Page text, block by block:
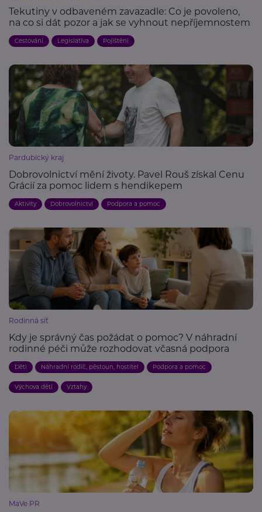
Tekutiny v odbaveném zavazadle: Co je povoleno,
na co si dát pozor a jak se vyhnout nepříjemnostem
Cestování Legislativa Pojištění
Pardubický kraj
Dobrovolnictví mění životy. Pavel Rouš získal Cenu
Grácií za pomoc lidem s hendikepem
Aktivity Dobrovolnictví Podpora a pomoc
Rodinná síť
Kdy je správný čas požádat o pomoc? V náhradní
rodinné péči může rozhodovat včasná podpora
Děti Náhradní rodič, pěstoun, hostitel Podpora a pomoc
Výchova dětí Vztahy
MaVe PR